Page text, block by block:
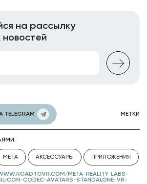
на рассылку
новостей
МЕТКИ
META АКСЕССУАРЫ ПРИЛОЖЕНИЯ
META-REALITY-LABS-
CODEC-AVATARS-STANDALONE-VR-